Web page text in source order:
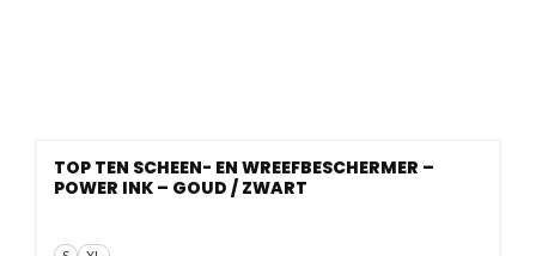
TOP TEN SCHEEN- EN WREEFBESCHERMER –
POWER INK – GOUD / ZWART